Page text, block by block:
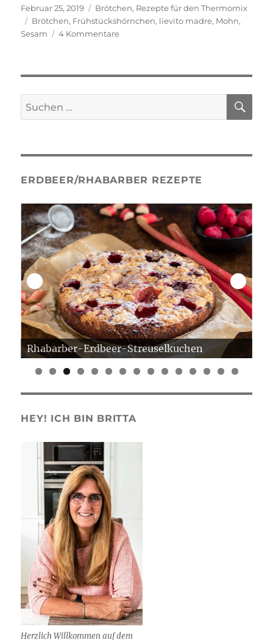
Veröffentlicht
am
Februar 25, 2019 Kategorien
Brötchen, Rezepte für den Thermomix
Schlagwörter
Brötchen, Frühstückshörnchen, lievito madre, Mohn,
Sesam
4 Kommentarezu
Suche
nach:
ERDBEER/RHABARBER REZEPTE
Erdbeer Gugelhupf
0 1 2 3 4 5
HEY! ICH BIN BRITTA
Herzlich Willkommen auf dem